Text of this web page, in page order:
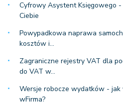
Cyfrowy Asystent Księgowego
Ciebie
Powypadkowa naprawa
kosztów i…
Zagraniczne rejestry VAT dla
do VAT w…
Wersje robocze wydatków -
wFirma?